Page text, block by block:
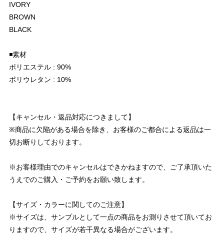
IVORY
BROWN
BLACK
◾️素材
ポリエステル : 90%
ポリウレタン : 10%
【キャンセル・返品対応につきまして】
※商品に欠陥がある場合を除き、お客様のご都合による返品は一
切お断りしております。
※お客様理由でのキャンセルはできかねますので、ご了承頂いた
うえでのご購入・ご予約をお願い致します。
【サイズ・カラーに関してのご注意】
※サイズは、サンプルとして一点の商品をお測りさせて頂いてお
りますので、サイズが若干異なる場合がございます。